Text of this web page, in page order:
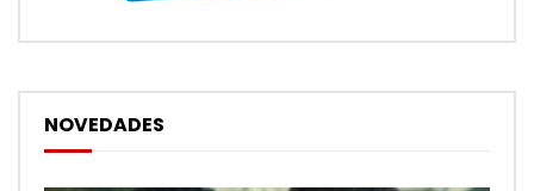
NOVEDADES